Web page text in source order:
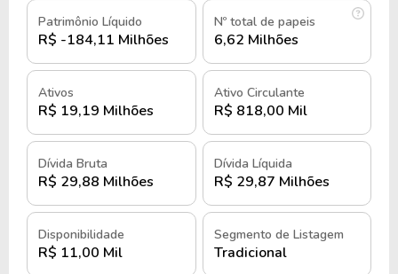
petroquímico e alimentício.
Nos primeiros anos, a empresa consolidou-se
como uma das principais produtoras de máquinas e
equipamentos para o setor de papel e celulose,
especialmente durante a década de 1970.
Essa atuação destacou a Nordon no cenário
industrial brasileiro, contribuindo para o
desenvolvimento do setor.Ao longo de sua
trajetória, a Nordon enfrentou desafios,
incluindo a paralisação de suas atividades
Patrimônio Líquido
R$ -184,11 Milhões
Nº total de papeis
6,62 Milhões
Ativos
R$ 19,19 Milhões
Ativo Circulante
R$ 818,00 Mil
Dívida Bruta
R$ 29,88 Milhões
Dívida Líquida
R$ 29,87 Milhões
Disponibilidade
R$ 11,00 Mil
Segmento de Listagem
Tradicional